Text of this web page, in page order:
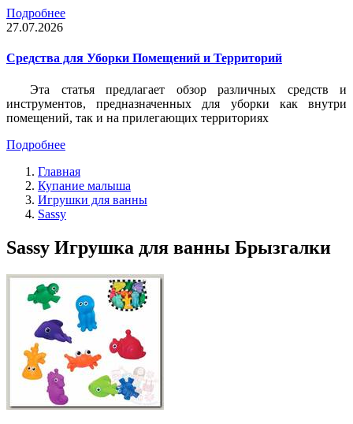
Подробнее
27.07.2026
Средства для Уборки Помещений и Территорий
Эта статья предлагает обзор различных средств и
инструментов, предназначенных для уборки как внутри
помещений, так и на прилегающих территориях
Подробнее
Главная
Купание малыша
Игрушки для ванны
Sassy
Sassy Игрушка для ванны Брызгалки